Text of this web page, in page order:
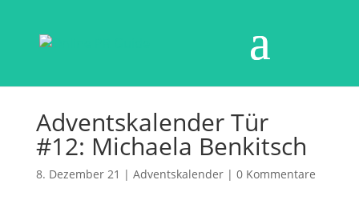
Adventskalender Tür
#12: Michaela Benkitsch
8. Dezember 21 | Adventskalender| 0 Kommentare